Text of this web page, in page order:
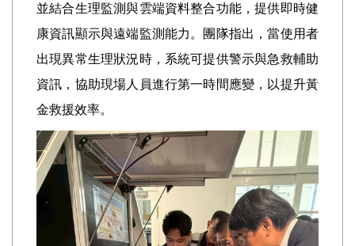
並結合生理監測與雲端資料整合功能，提供即時健
康資訊顯示與遠端監測能力。團隊指出，當使用者
出現異常生理狀況時，系統可提供警示與急救輔助
資訊，協助現場人員進行第一時間應變，以提升黃
金救援效率。